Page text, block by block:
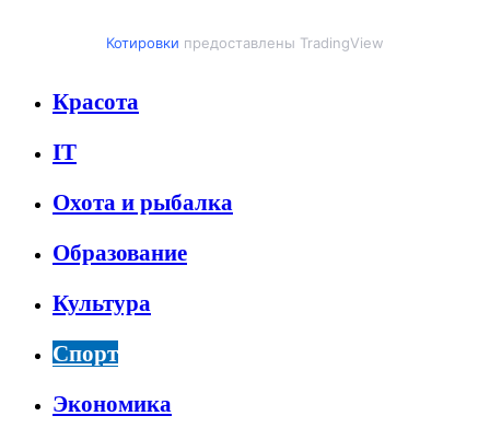
Котировки предоставлены TradingView
Красота
IT
Охота и рыбалка
Образование
Культура
Спорт
Экономика